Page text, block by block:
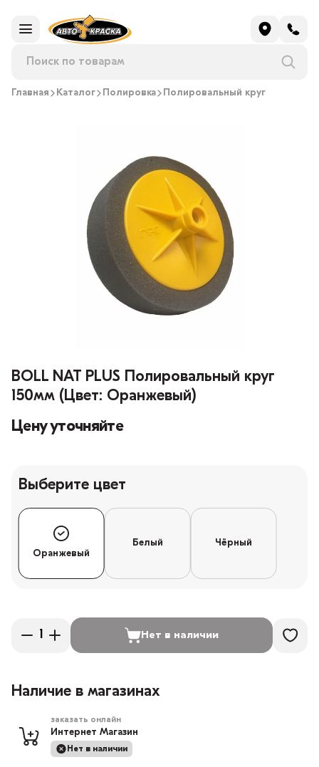
Главная Каталог Полировка Полировальный круг
BOLL NAT PLUS Полировальный круг
150мм (Цвет: Оранжевый)
Цену уточняйте
Выберите цвет
Оранжевый
Белый Чёрный
Нет в наличии
Наличие в магазинах
заказать онлайн
Интернет Магазин
Нет в наличии